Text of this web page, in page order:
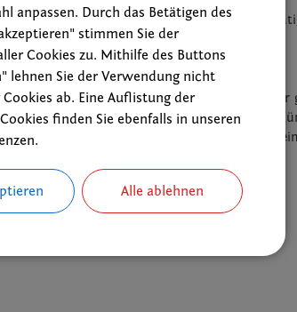
bereits identifizierten Defizite letztlich
deren Ergebnisse und über die von
werdenden Bevölkerung und die mögliche
Anforderungen an die kommunale
anpassen. Durch das Betätigen des
stimmen Sie der
Cookies zu. Mithilfe des Buttons
lehnen Sie der Verwendung nicht
ab. Eine Auflistung der
finden Sie ebenfalls in unseren
Alle ablehnen